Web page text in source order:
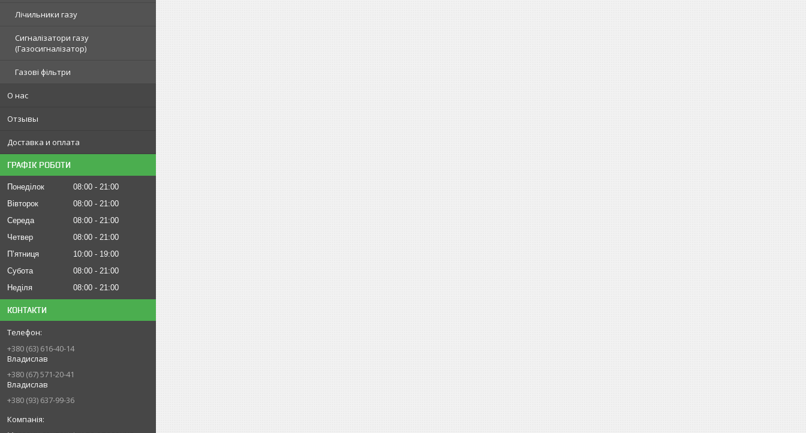
Лічильники газу
Сигналізатори газу
(Газосигналізатор)
Газові фільтри
О нас
Отзывы
Доставка и оплата
ГРАФІК РОБОТИ
Понеділок 08:00
21:00
Вівторок
08:00
21:00
Середа
08:00
21:00
Четвер
08:00
21:00
Пʼятниця
10:00
19:00
Субота
08:00
21:00
Неділя
08:00 21:00
КОНТАКТИ
+380 (63) 616-40-14
Владислав
+380 (67) 571-20-41
Владислав
+380 (93) 637-99-36